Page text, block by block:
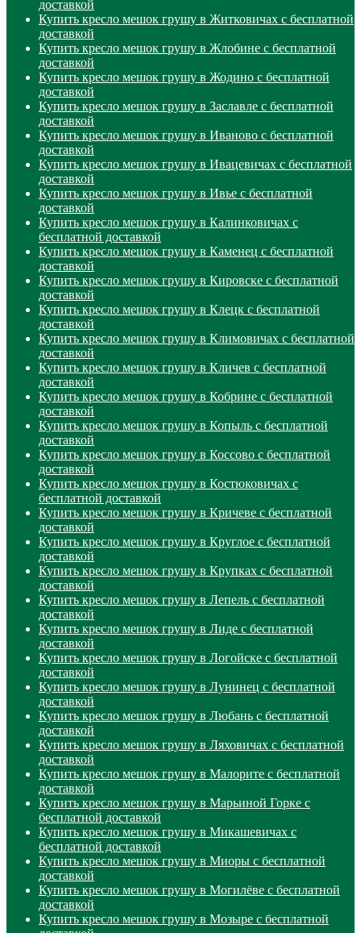
доставкой
Купить кресло мешок грушу в Житковичах с бесплатной
доставкой
Купить кресло мешок грушу в Жлобине с бесплатной
доставкой
Купить кресло мешок грушу в Жодино с бесплатной
доставкой
Купить кресло мешок грушу в Заславле с бесплатной
доставкой
Купить кресло мешок грушу в Иваново с бесплатной
доставкой
Купить кресло мешок грушу в Ивацевичах с бесплатной
доставкой
Купить кресло мешок грушу в Ивье с бесплатной
доставкой
Купить кресло мешок грушу в Калинковичах с
бесплатной доставкой
Купить кресло мешок грушу в Каменец с бесплатной
доставкой
Купить кресло мешок грушу в Кировске с бесплатной
доставкой
Купить кресло мешок грушу в Клецк с бесплатной
доставкой
Купить кресло мешок грушу в Климовичах с бесплатной
доставкой
Купить кресло мешок грушу в Кличев с бесплатной
доставкой
Купить кресло мешок грушу в Кобрине с бесплатной
доставкой
Купить кресло мешок грушу в Копыль с бесплатной
доставкой
Купить кресло мешок грушу в Коссово с бесплатной
доставкой
Купить кресло мешок грушу в Костюковичах с
бесплатной доставкой
Купить кресло мешок грушу в Кричеве с бесплатной
доставкой
Купить кресло мешок грушу в Круглое с бесплатной
доставкой
Купить кресло мешок грушу в Крупках с бесплатной
доставкой
Купить кресло мешок грушу в Лепель с бесплатной
доставкой
Купить кресло мешок грушу в Лиде с бесплатной
доставкой
Купить кресло мешок грушу в Логойске с бесплатной
доставкой
Купить кресло мешок грушу в Лунинец с бесплатной
доставкой
Купить кресло мешок грушу в Любань с бесплатной
доставкой
Купить кресло мешок грушу в Ляховичах с бесплатной
доставкой
Купить кресло мешок грушу в Малорите с бесплатной
доставкой
Купить кресло мешок грушу в Марьиной Горке с
бесплатной доставкой
Купить кресло мешок грушу в Микашевичах с
бесплатной доставкой
Купить кресло мешок грушу в Миоры с бесплатной
доставкой
Купить кресло мешок грушу в Могилёве с бесплатной
доставкой
Купить кресло мешок грушу в Мозыре с бесплатной